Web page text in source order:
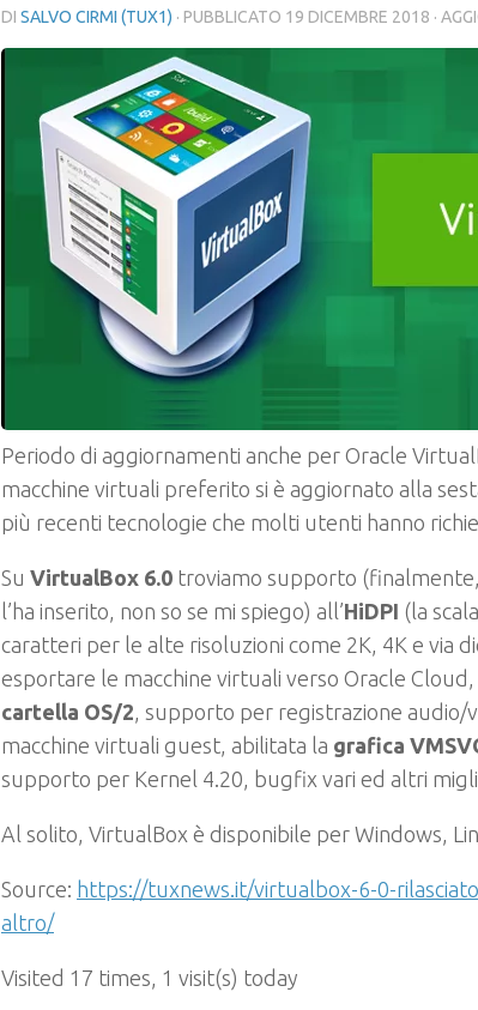
DI SALVO CIRMI (TUX1) · PUBBLICATO 19 DICEMBRE 2018 ·
Periodo di aggiornamenti anche per Oracle
macchine virtuali preferito si è aggiornato alla
più recenti tecnologie che molti utenti hanno
Su VirtualBox 6.0 troviamo supporto
l’ha inserito, non so se mi spiego) all’HiDPI (la
caratteri per le alte risoluzioni come 2K, 4K e via
esportare le macchine virtuali verso Oracle
cartella OS/2, supporto per registrazione audio/
macchine virtuali guest, abilitata la grafica
supporto per Kernel 4.20, bugfix vari ed altri
Al solito, VirtualBox è disponibile per Windows,
Source: https://tuxnews.it/virtualbox-6-0-
altro/
Visited 17 times, 1 visit(s) today